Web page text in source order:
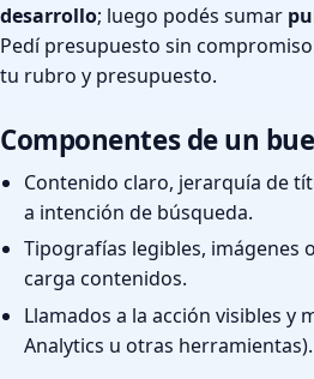
desarrollo; luego podés sumar
Pedí presupuesto sin
tu rubro y presupuesto.
Componentes de un
Contenido claro, jerarquía de
a intención de búsqueda.
Tipografías legibles, imágenes
carga contenidos.
Llamados a la acción visibles y
Analytics u otras herramientas).